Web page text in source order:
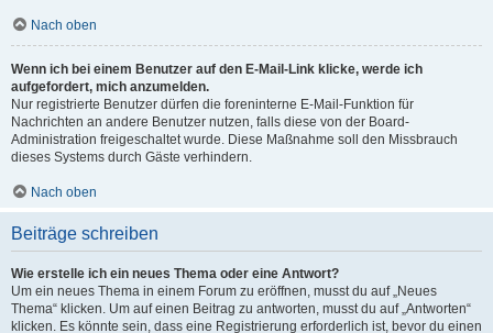
Nach oben
Wenn ich bei einem Benutzer auf den E-Mail-Link klicke, werde ich
aufgefordert, mich anzumelden.
Nur registrierte Benutzer dürfen die foreninterne E-Mail-Funktion für
Nachrichten an andere Benutzer nutzen, falls diese von der Board-
Administration freigeschaltet wurde. Diese Maßnahme soll den Missbrauch
dieses Systems durch Gäste verhindern.
Nach oben
Beiträge schreiben
Wie erstelle ich ein neues Thema oder eine Antwort?
Um ein neues Thema in einem Forum zu eröffnen, musst du auf „Neues
Thema“ klicken. Um auf einen Beitrag zu antworten, musst du auf „Antworten“
klicken. Es könnte sein, dass eine Registrierung erforderlich ist, bevor du einen